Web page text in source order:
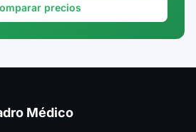
precios
Médico